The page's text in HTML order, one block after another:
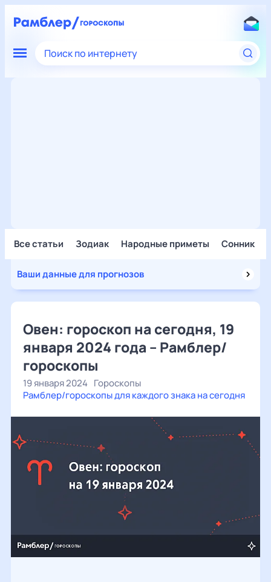
Поиск по интернету
Все статьи Зодиак Народные приметы Сонник
Ваши данные для прогнозов
Овен: гороскоп на сегодня, 19
января 2024 года – Рамблер/
гороскопы
19 января 2024 Гороскопы
Рамблер/гороскопы для каждого знака на сегодня